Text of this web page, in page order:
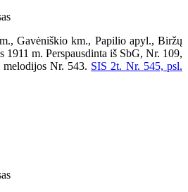
Gavėniškio km., Papilio apyl., Biržų
1911 m. Perspausdinta iš SbG, Nr. 109,
Nr. 543. SIS 2t. Nr. 545, psl.